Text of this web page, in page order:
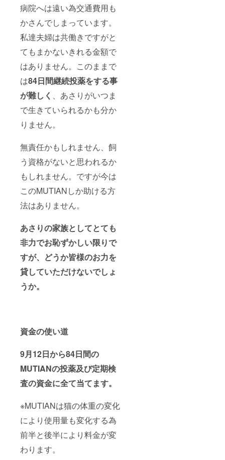
病院へは遠い為交通費用も
かさんでしまっています。
私達夫婦は共働きですがと
てもまかないきれる金額で
はありません。このままで
は84日間継続投薬をする事
が難しく 、あさりがいつま
で生きていられるかも分か
りません。
無責任かもしれません、飼
う資格がないと思われるか
もしれません。ですが今は
このMUTIANしか助ける方
法はありません。
あさりの家族としてとても
非力でお恥ずかしい限りで
すが、どうか皆様のお力を
貸していただけないでしょ
うか。
資金の使い道
9月12日から84日間の
MUTIANの投薬及び定期検
査の資金に全て当てます。
※MUTIANは猫の体重の変化
により使用量も変化する為
前半と後半により料金が変
わります。